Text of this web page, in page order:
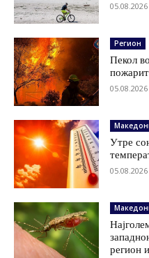
Регион
Пекол
Утре
регион